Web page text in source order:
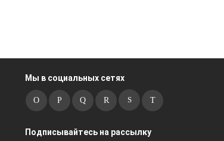
Мы в социальных сетях
Подписывайтесь на рассылку